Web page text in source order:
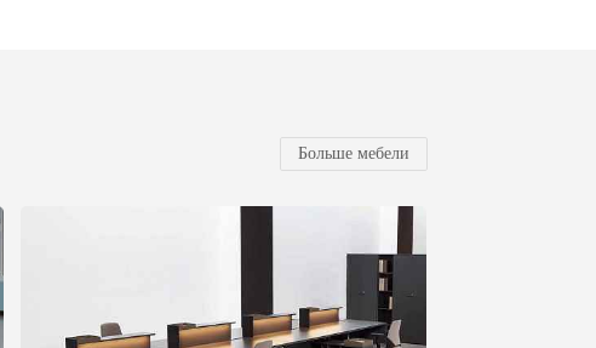
Больше мебели